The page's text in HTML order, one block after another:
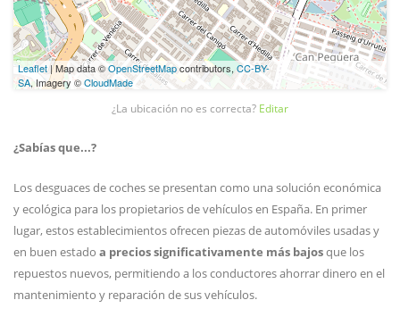
Leaflet | Map data ©OpenStreetMapcontributors,CC-BY-
SA, Imagery ©CloudMade
¿La ubicación no es correcta? Editar
¿Sabías que...?
Los desguaces de coches se presentan como una solución económica
y ecológica para los propietarios de vehículos en España. En primer
lugar, estos establecimientos ofrecen piezas de automóviles usadas y
en buen estado a precios significativamente más bajosque los
repuestos nuevos, permitiendo a los conductores ahorrar dinero en el
mantenimiento y reparación de sus vehículos.